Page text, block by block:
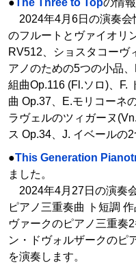
● The Three to Topの情
2024年4月6日の演奏会
のフルートとヴァイオリ
RV512、ショスタコーヴ
アノのための5つの小品
組曲Op.116 (Fl.ソロ)、F.
曲 Op.37、E.モリコーネ
ラヴェルのツィガーヌ
ス Op.34、J. イベールの
●This Generation
ました。
2024年4月27日の演奏
ピアノ三重奏曲 ト短調
ヴァークのピアノ三重奏
ン・ドヴォルザークのピ
を演奏します。